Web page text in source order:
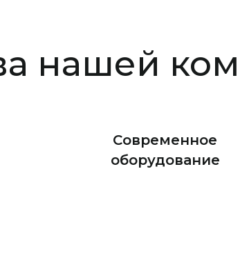
нашей
Современное
оборудование